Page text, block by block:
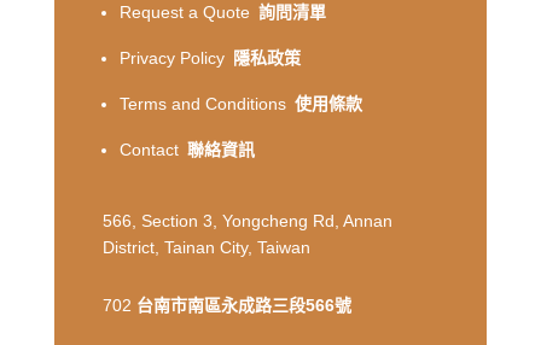
Request a Quote 詢問清單
Privacy Policy 隱私政策
Terms and Conditions 使用條款
Contact 聯絡資訊
566, Section 3, Yongcheng Rd, Annan
District, Tainan City, Taiwan
702 台南市南區永成路三段566號